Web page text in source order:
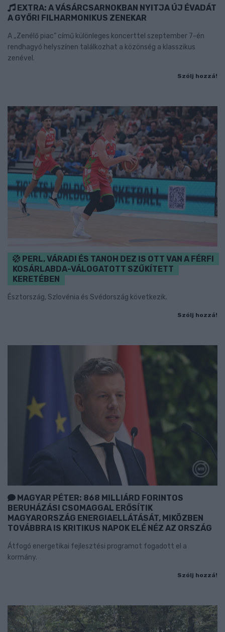
EXTRA: A VÁSÁRCSARNOKBAN NYITJA ÚJ ÉVADÁT
A GYŐRI FILHARMONIKUS ZENEKAR
A „Zenélő piac” című különleges koncerttel szeptember 7-én
rendhagyó helyszínen találkozhat a közönség a klasszikus
zenével.
Szólj hozzá!
PERL, VÁRADI ÉS TANOH DEZ IS OTT VAN A FÉRFI
KOSÁRLABDA-VÁLOGATOTT SZŰKÍTETT
KERETÉBEN
Észtország, Szlovénia és Svédország következik.
Szólj hozzá!
MAGYAR PÉTER: 868 MILLIÁRD FORINTOS
BERUHÁZÁSI CSOMAGGAL ERŐSÍTIK
MAGYARORSZÁG ENERGIAELLÁTÁSÁT, MIKÖZBEN
TOVÁBBRA IS KRITIKUS NAPOK ELÉ NÉZ AZ ORSZÁG
Átfogó energetikai fejlesztési programot fogadott el a
kormány.
Szólj hozzá!